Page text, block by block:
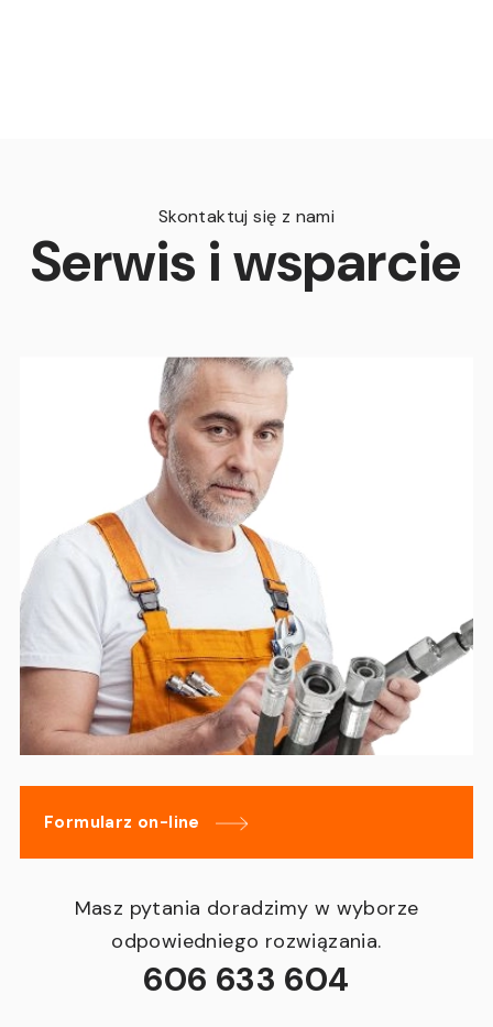
Skontaktuj się z nami
Serwis i wsparcie
Formularz on-line
Masz pytania doradzimy w wyborze
odpowiedniego rozwiązania.
606 633 604